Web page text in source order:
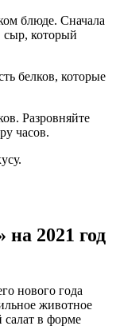
блюде. Сначала
сыр, который
белков, которые
Разровняйте
часов.
2021 год
нового года
животное
в форме